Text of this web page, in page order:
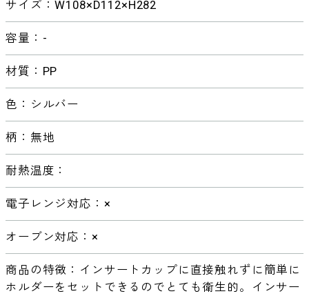
サイズ：W108×D112×H282
容量：-
材質：PP
色：シルバー
柄：無地
耐熱温度：
電子レンジ対応：×
オーブン対応：×
商品の特徴：インサートカップに直接触れずに簡単に
ホルダーをセットできるのでとても衛生的。インサー